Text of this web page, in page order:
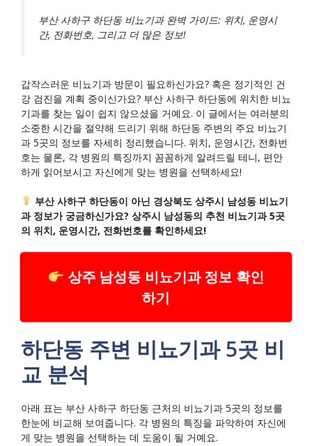
부산 사하구 하단동 비뇨기과 완벽 가이드: 위치, 운영시
간, 전화번호, 그리고 더 많은 정보!
갑작스러운 비뇨기과 방문이 필요하신가요? 혹은 정기적인 건
강 검진을 계획 중이신가요? 부산 사하구 하단동에 위치한 비뇨
기과를 찾는 일이 쉽지 않으셨을 거예요. 이 글에서는 여러분의
소중한 시간을 절약해 드리기 위해 하단동 주변의 주요 비뇨기
과 5곳의 정보를 자세히 정리했습니다. 위치, 운영시간, 전화번
호는 물론, 각 병원의 특징까지 꼼꼼하게 알려드릴 테니, 편안
하게 읽어보시고 자신에게 맞는 병원을 선택하세요!
부산 사하구 하단동이 아닌 경상북도 상주시 남성동 비뇨기
과 정보가 궁금하신가요? 상주시 남성동의 추천 비뇨기과 5곳
의 위치, 운영시간, 전화번호를 확인하세요!
상주 남성동 비뇨기과 정보 확인
하기
하단동 주변 비뇨기과 5곳 비
교 분석
아래 표는 부산 사하구 하단동 근처의 비뇨기과 5곳의 정보를
한눈에 비교해 보여줍니다. 각 병원의 특징을 파악하여 자신에
게 맞는 병원을 선택하는 데 도움이 될 거예요.